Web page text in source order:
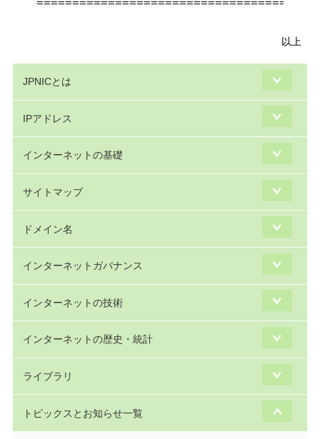
以上
JPNICとは
IPアドレス
インターネットの基礎
サイトマップ
ドメイン名
インターネットガバナンス
インターネットの技術
インターネットの歴史・統計
ライブラリ
トピックスとお知らせ一覧